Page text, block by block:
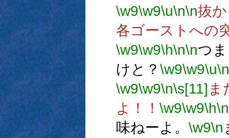
\w9\w9\u\n\n抜
各ゴーストへの
\w9\w9\h\n\nつ
けと？ \w9\w9\u\n
\w9\w9\n\s[11] ま
よ！！ \w9\w9\h\n
味ねーよ。 \w9\n